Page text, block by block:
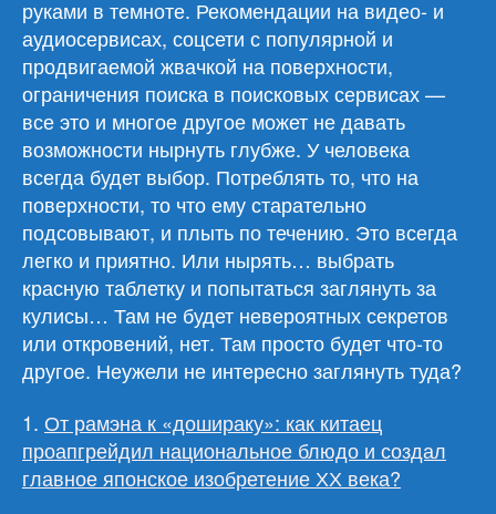
руками в темноте. Рекомендации на видео- и
аудиосервисах, соцсети с популярной и
продвигаемой жвачкой на поверхности,
ограничения поиска в поисковых сервисах —
все это и многое другое может не давать
возможности нырнуть глубже. У человека
всегда будет выбор. Потреблять то, что на
поверхности, то что ему старательно
подсовывают, и плыть по течению. Это всегда
легко и приятно. Или нырять… выбрать
красную таблетку и попытаться заглянуть за
кулисы… Там не будет невероятных секретов
или откровений, нет. Там просто будет что-то
другое. Неужели не интересно заглянуть туда?
1. От рамэна к «дошираку»: как китаец
проапгрейдил национальное блюдо и создал
главное японское изобретение ХХ века?